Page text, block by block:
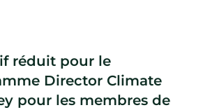
réduit pour le
Director Climate
pour les membres de